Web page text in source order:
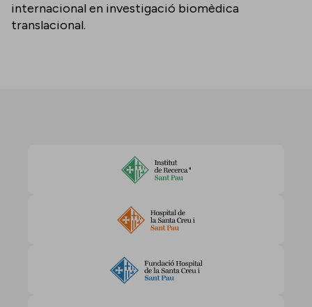
internacional en investigació biomèdica
translacional.